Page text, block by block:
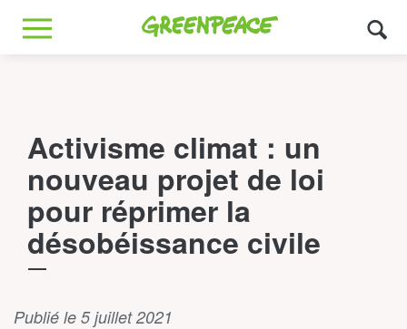
Greenpeace
MENU
Activisme climat : un
nouveau projet de loi
pour réprimer la
désobéissance civile
Publié le 5 juillet 2021